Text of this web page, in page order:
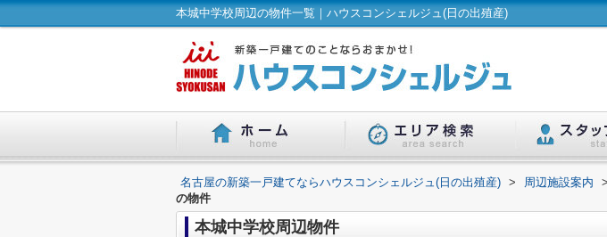
本城中学校周辺の物件一覧｜ハウスコンシェルジュ(日の出殖産)
名古屋の新築一戸建てならハウスコンシェルジュ(日の出殖産) > 周辺施設案内 >
の物件
本城中学校周辺物件